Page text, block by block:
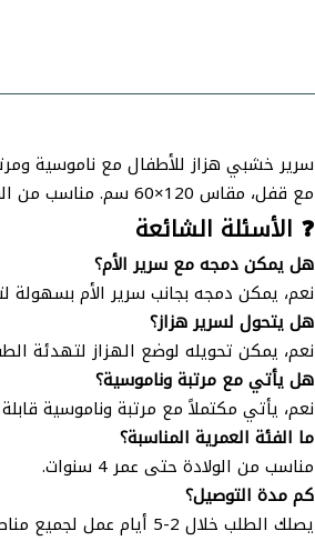
سرير خشبي هزاز للأطفال مع ناموسية
مع قفل، مقاس 120×60 سم. مناسب من الولادة حتى 4 سنوات.
❓ الأسئلة الشائعة
هل يمكن دمجه مع سرير الأم؟
نعم، يمكن دمجه بجانب سرير الأم بسهولة
هل يتحول لسرير هزاز؟
نعم، يمكن تحويله لوضع الهزاز لتهدئة
هل يأتي مع مرتبة وناموسية؟
نعم، يأتي مكتملاً مع مرتبة وناموسية
ما الفئة العمرية المناسبة؟
مناسب من الولادة حتى عمر 4 سنوات.
كم مدة التوصيل؟
يصلك الطلب خلال 2-5 أيام عمل لجميع مناطق المملكة العربية السعودية.